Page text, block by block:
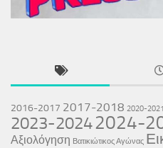
2016-2017 2017-2018 2020-2021
2023-20242024-
Αξιολόγηση Βατικιώτικος Αγώνας